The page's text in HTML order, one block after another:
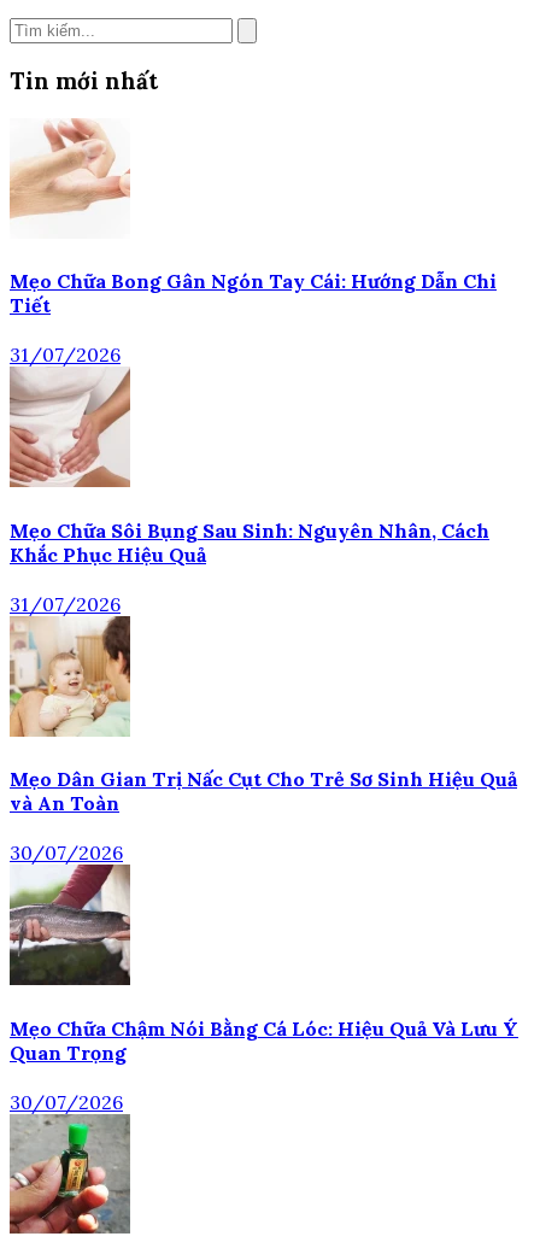
Tin mới nhất
Mẹo Chữa Bong Gân Ngón Tay Cái: Hướng Dẫn Chi
Tiết
31/07/2026
Mẹo Chữa Sôi Bụng Sau Sinh: Nguyên Nhân, Cách
Khắc Phục Hiệu Quả
31/07/2026
Mẹo Dân Gian Trị Nấc Cụt Cho Trẻ Sơ Sinh Hiệu Quả
và An Toàn
30/07/2026
Mẹo Chữa Chậm Nói Bằng Cá Lóc: Hiệu Quả Và Lưu Ý
Quan Trọng
30/07/2026